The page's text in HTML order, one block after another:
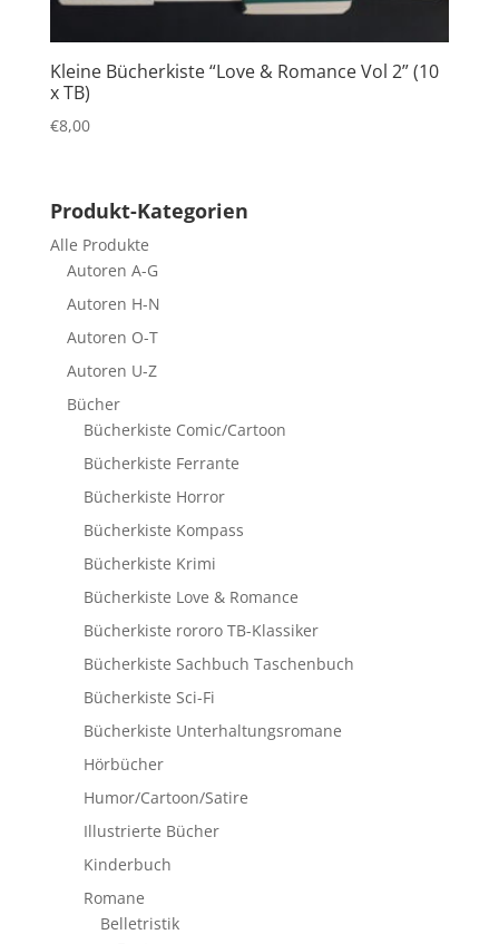
Kleine Bücherkiste “Love & Romance Vol 2” (10
x TB)
€8,00
Produkt-Kategorien
Alle Produkte
Autoren A-G
Autoren H-N
Autoren O-T
Autoren U-Z
Bücher
Bücherkiste Comic/Cartoon
Bücherkiste Ferrante
Bücherkiste Horror
Bücherkiste Kompass
Bücherkiste Krimi
Bücherkiste Love & Romance
Bücherkiste rororo TB-Klassiker
Bücherkiste Sachbuch Taschenbuch
Bücherkiste Sci-Fi
Bücherkiste Unterhaltungsromane
Hörbücher
Humor/Cartoon/Satire
Illustrierte Bücher
Kinderbuch
Romane
Belletristik